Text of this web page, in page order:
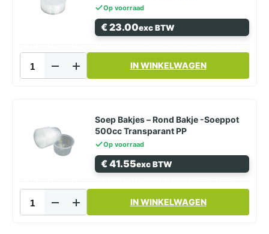
Op voorraad
€23.00exc BTW
voor
Soep
115
serie
Transparant
IN WINKELWAGEN
Soep Bakjes – Rond Bakje -Soeppot
500cc Transparant PP
Op voorraad
€41.55exc BTW
Bakjes
-
IN WINKELWAGEN